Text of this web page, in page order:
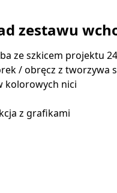
zestawu
ze szkicem projektu
/ obręcz z tworzywa
kolorowych nici
z grafikami